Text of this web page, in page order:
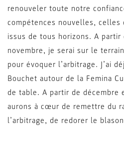
renouveler toute notre
compétences nouvelles, celles
issus de tous horizons. A
novembre, je serai sur le
pour évoquer l’arbitrage. J’ai
Bouchet autour de la Femina
de table. A partir de décembre
aurons à cœur de remettre du
l’arbitrage, de redorer le